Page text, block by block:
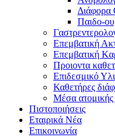
Διάφορα
Παιδο-
Επεμβατική
Επεμβατική
Προιοντα
Επιδεσμικό
Καθετήρες
Μέσα ατομικής
Πιστοποιήσεις
Εταιρικά Νέα
Επικοινωνία